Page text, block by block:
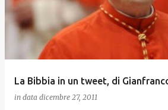
La Bibbia in un tweet, di
in data dicembre 27, 2011